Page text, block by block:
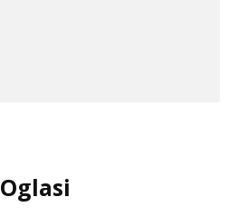
Oglasi